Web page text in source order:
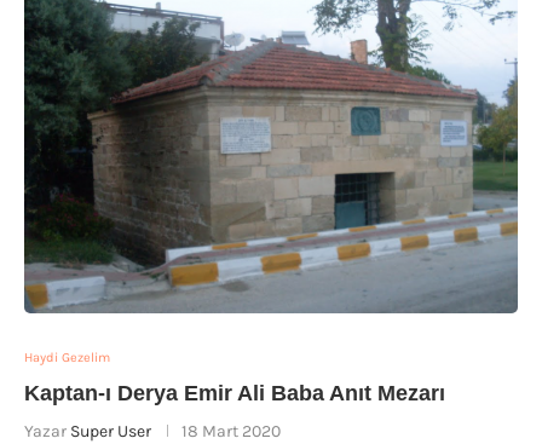
Haydi Gezelim
Kaptan-ı Derya Emir Ali Baba Anıt Mezarı
Yazar Super User 18 Mart 2020